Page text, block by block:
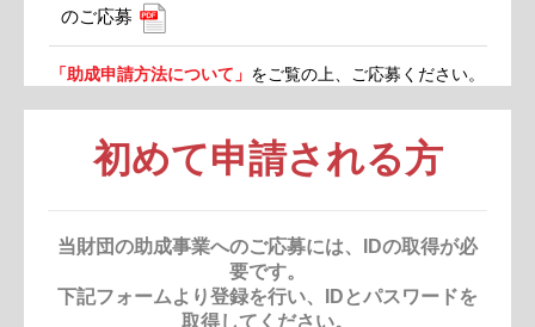
のご応募
「助成申請方法について」 をご覧の上、ご応募ください。
初めて申請される方
当財団の助成事業へのご応募には、IDの取得が必
要です。
下記フォームより登録を行い、IDとパスワードを
取得してください。